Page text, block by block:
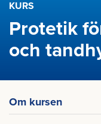
KURS
Protetik
och
Om kursen